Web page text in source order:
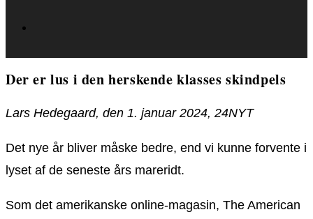
Der er lus i den herskende klasses skindpels
Lars Hedegaard, den 1. januar 2024, 24NYT
Det nye år bliver måske bedre, end vi kunne forvente i
lyset af de seneste års mareridt.
Som det amerikanske online-magasin, The American